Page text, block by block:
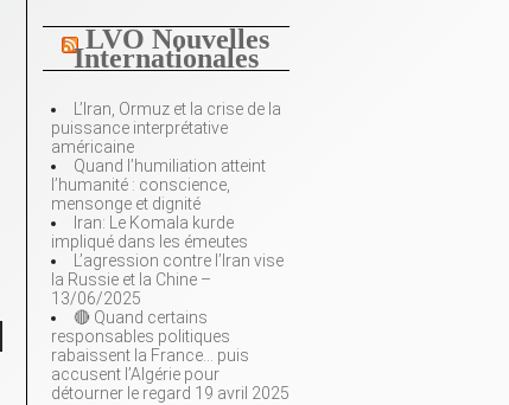
LVO Nouvelles
Internationales
L’Iran, Ormuz et la crise de la
puissance interprétative
américaine
Quand l’humiliation atteint
l’humanité : conscience,
mensonge et dignité
Iran: Le Komala kurde
impliqué dans les émeutes
L’agression contre l’Iran vise
la Russie et la Chine –
13/06/2025
🔴 Quand certains
responsables politiques
rabaissent la France… puis
accusent l’Algérie pour
détourner le regard 19 avril 2025